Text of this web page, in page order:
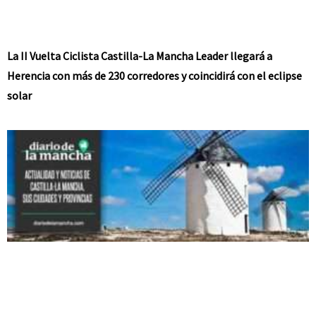
La II Vuelta Ciclista Castilla-La Mancha Leader llegará a
Herencia con más de 230 corredores y coincidirá con el eclipse
solar